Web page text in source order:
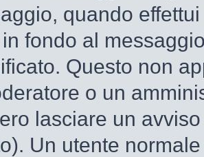
quando
fondo al
Questo non
o un
lasciare un
Un utente